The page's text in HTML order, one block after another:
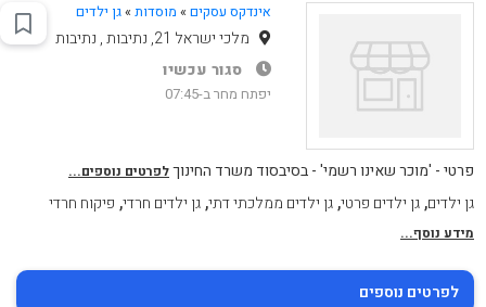
אינדקס עסקים » מוסדות»גן ילדים
מלכי ישראל 21, נתיבות , נתיבות
סגור עכשיו
יפתח מחר ב-07:45
פרטי - 'מוכר שאינו רשמי' - בסיבסוד משרד החינוךלפרטים נוספים...
גן ילדים,גן ילדים פרטי,גן ילדים ממלכתי דתי,גן ילדים חרדי, פיקוח חרדי
מידע נוסף...
לפרטים נוספים